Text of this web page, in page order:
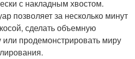
с накладным хвостом.
позволяет за несколько минут
сделать объемную
или продемонстрировать миру